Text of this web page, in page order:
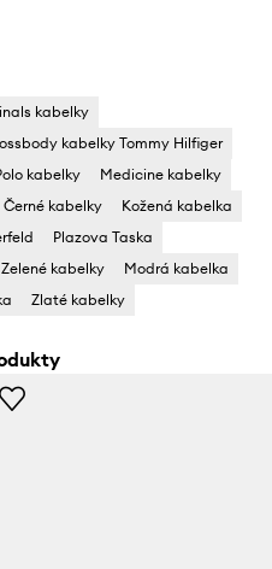
kabelky
kabelky Tommy Hilfiger
kabelky
Medicine kabelky
Černé kabelky
Kožená kabelka
Plazova Taska
Zelené kabelky
Modrá kabelka
Zlaté kabelky